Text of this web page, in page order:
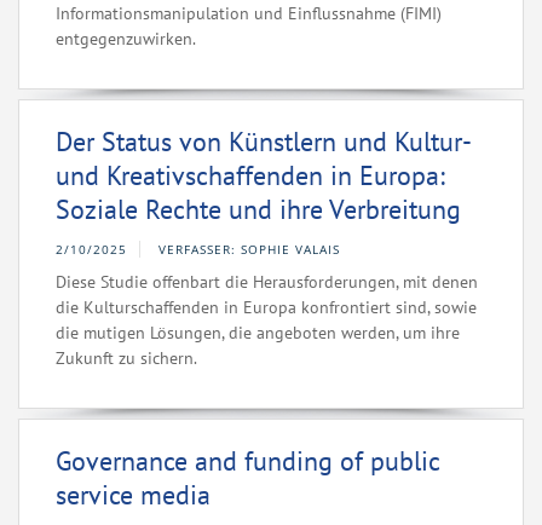
Informationsmanipulation und Einflussnahme (FIMI)
entgegenzuwirken.
Der Status von Künstlern und Kultur-
und Kreativschaffenden in Europa:
Soziale Rechte und ihre Verbreitung
2/10/2025 VERFASSER: SOPHIE VALAIS
Diese Studie offenbart die Herausforderungen, mit denen
die Kulturschaffenden in Europa konfrontiert sind, sowie
die mutigen Lösungen, die angeboten werden, um ihre
Zukunft zu sichern.
Governance and funding of public
service media